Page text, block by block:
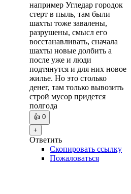
например Угледар городок
стерт в пыль, там были
шахты тоже завалены,
разрушены, смысл его
восстанавливать, сначала
шахты новые долбить а
после уже и люди
подтянутся и для них новое
жилье. Но это столько
денег, там только вывозить
строй мусор придется
полгода
👍 0
+
Ответить
Скопировать ссылку
Пожаловаться